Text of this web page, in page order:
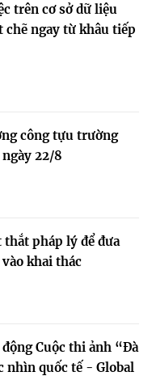
trên cơ sở dữ liệu
chẽ ngay từ khâu tiếp
công tựu trường
22/8
thắt pháp lý để đưa
khai thác
Cuộc thi ảnh “Đà
nhìn quốc tế - Global